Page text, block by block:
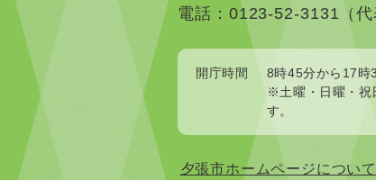
電話：0123-52-3131（代
開庁時間
8時45分から17時
※土曜・日曜・祝
す。
夕張市ホームページについて